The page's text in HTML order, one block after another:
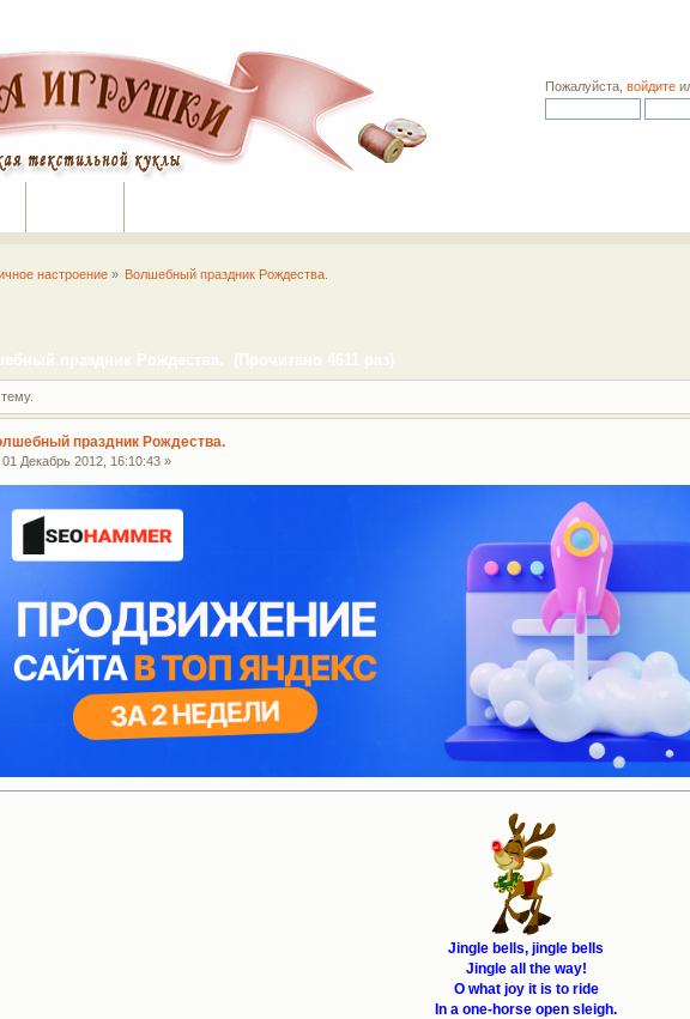
Пожалуйста,войдите
настроение» Волшебный праздник Рождества.
праздник Рождества. (Прочитано 4611 раз)
праздник Рождества.
01 Декабрь 2012, 16:10:43 »
Jingle bells, jingle bells
Jingle all the way!
O what joy it is to ride
In a one-horse open sleigh.